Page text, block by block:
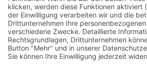
green vibes
Auf dem Weg in eine
lebenswerte Zukunft